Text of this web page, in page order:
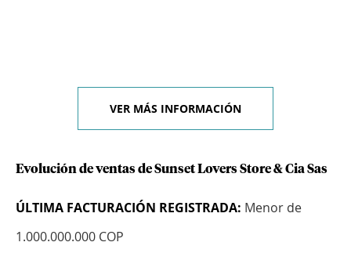
VER MÁS INFORMACIÓN
Evolución de ventas de Sunset Lovers Store & Cia Sas
ÚLTIMA FACTURACIÓN REGISTRADA: Menor de
1.000.000.000 COP